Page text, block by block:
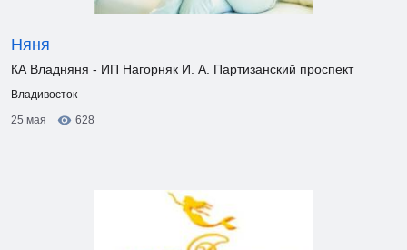
Няня
КА Владняня - ИП Нагорняк И. А. Партизанский проспект
Владивосток
25 мая
628